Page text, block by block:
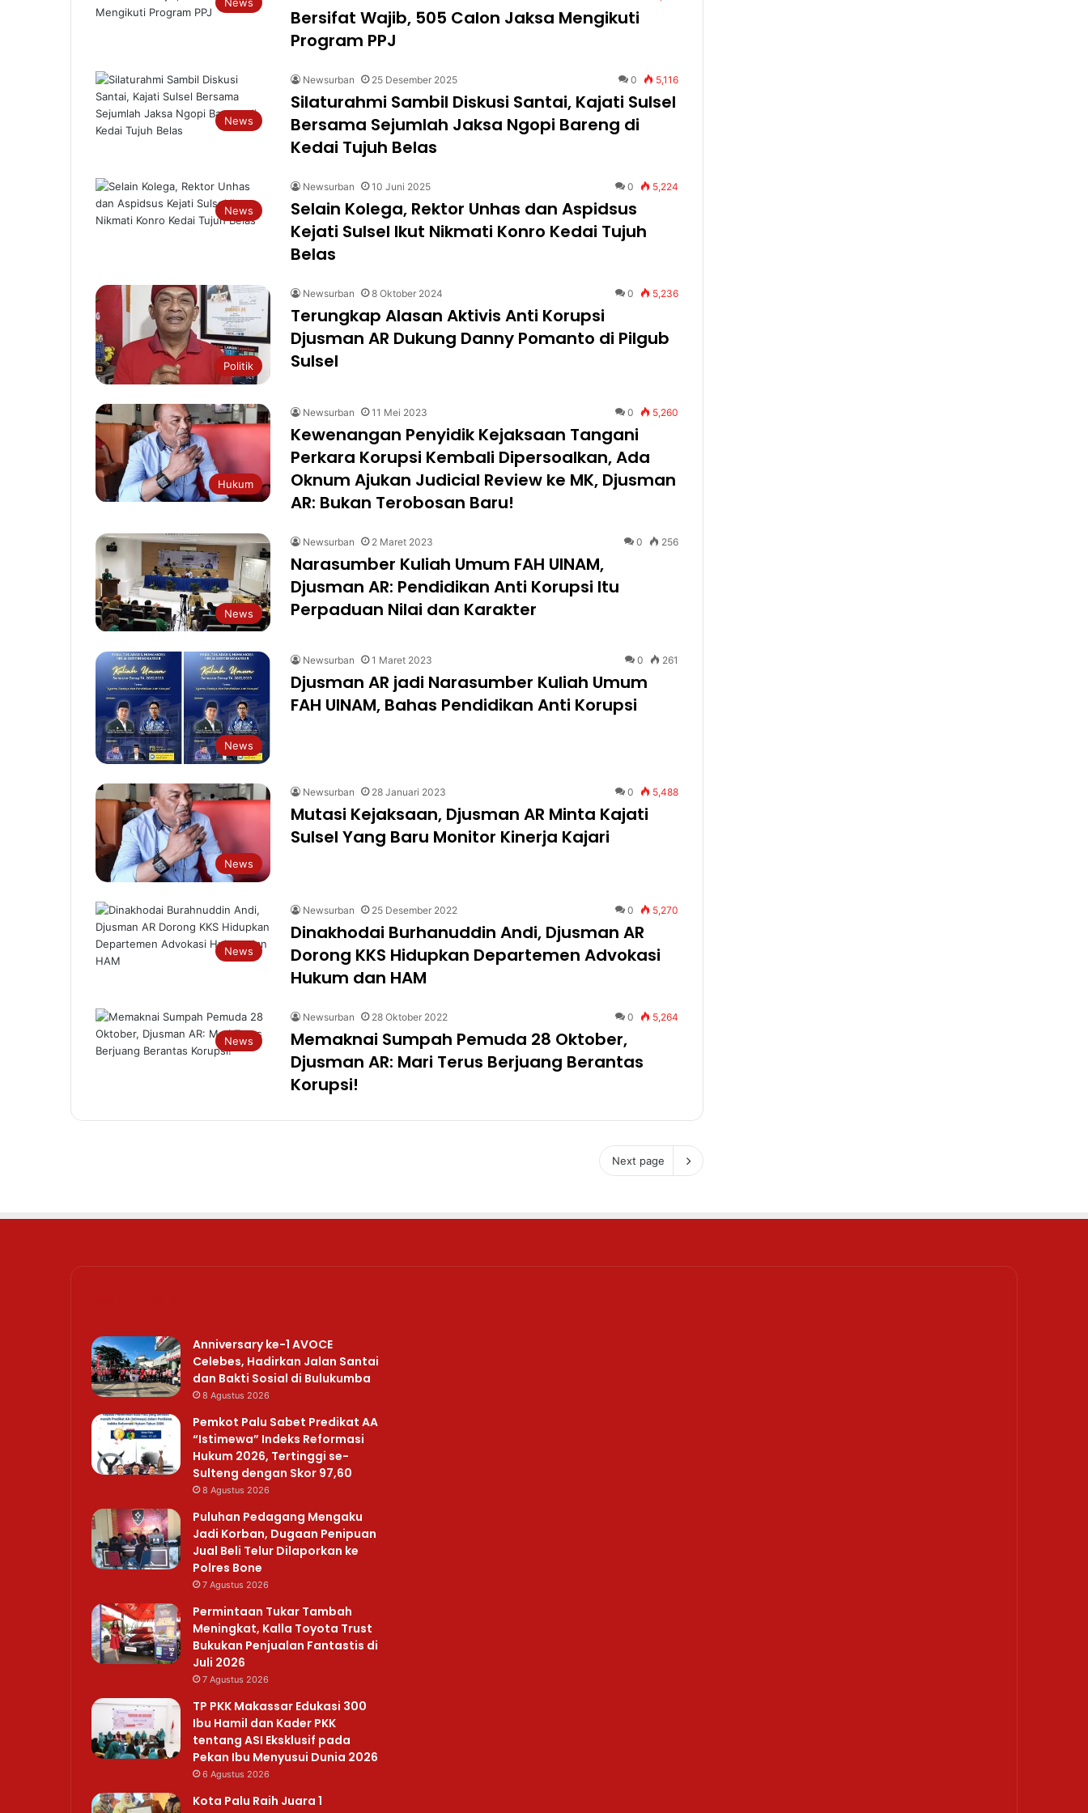
Bersifat Wajib, 505 Calon Jaksa Mengikuti
Program PPJ
News
Newsurban 25 Desember 2025 0 5,116
Silaturahmi Sambil Diskusi Santai, Kajati Sulsel
Bersama Sejumlah Jaksa Ngopi Bareng di
Kedai Tujuh Belas
News
Newsurban 10 Juni 2025 0 5,224
Selain Kolega, Rektor Unhas dan Aspidsus
Kejati Sulsel Ikut Nikmati Konro Kedai Tujuh
Belas
Politik
Newsurban 8 Oktober 2024 0 5,236
Terungkap Alasan Aktivis Anti Korupsi
Djusman AR Dukung Danny Pomanto di Pilgub
Sulsel
Hukum
Newsurban 11 Mei 2023 0 5,260
Kewenangan Penyidik Kejaksaan Tangani
Perkara Korupsi Kembali Dipersoalkan, Ada
Oknum Ajukan Judicial Review ke MK, Djusman
AR: Bukan Terobosan Baru!
News
Newsurban 2 Maret 2023 0 256
Narasumber Kuliah Umum FAH UINAM,
Djusman AR: Pendidikan Anti Korupsi Itu
Perpaduan Nilai dan Karakter
News
Newsurban 1 Maret 2023 0 261
Djusman AR jadi Narasumber Kuliah Umum
FAH UINAM, Bahas Pendidikan Anti Korupsi
News
Newsurban 28 Januari 2023 0 5,488
Mutasi Kejaksaan, Djusman AR Minta Kajati
Sulsel Yang Baru Monitor Kinerja Kajari
News
Newsurban 25 Desember 2022 0 5,270
Dinakhodai Burhanuddin Andi, Djusman AR
Dorong KKS Hidupkan Departemen Advokasi
Hukum dan HAM
News
Newsurban 28 Oktober 2022 0 5,264
Memaknai Sumpah Pemuda 28 Oktober,
Djusman AR: Mari Terus Berjuang Berantas
Korupsi!
Next page
Anniversary ke-1 AVOCE
Celebes, Hadirkan Jalan Santai
dan Bakti Sosial di Bulukumba
8 Agustus 2026
Pemkot Palu Sabet Predikat AA
“Istimewa” Indeks Reformasi
Hukum 2026, Tertinggi se-
Sulteng dengan Skor 97,60
8 Agustus 2026
Puluhan Pedagang Mengaku
Jadi Korban, Dugaan Penipuan
Jual Beli Telur Dilaporkan ke
Polres Bone
7 Agustus 2026
Permintaan Tukar Tambah
Meningkat, Kalla Toyota Trust
Bukukan Penjualan Fantastis di
Juli 2026
7 Agustus 2026
TP PKK Makassar Edukasi 300
Ibu Hamil dan Kader PKK
tentang ASI Eksklusif pada
Pekan Ibu Menyusui Dunia 2026
6 Agustus 2026
Kota Palu Raih Juara 1